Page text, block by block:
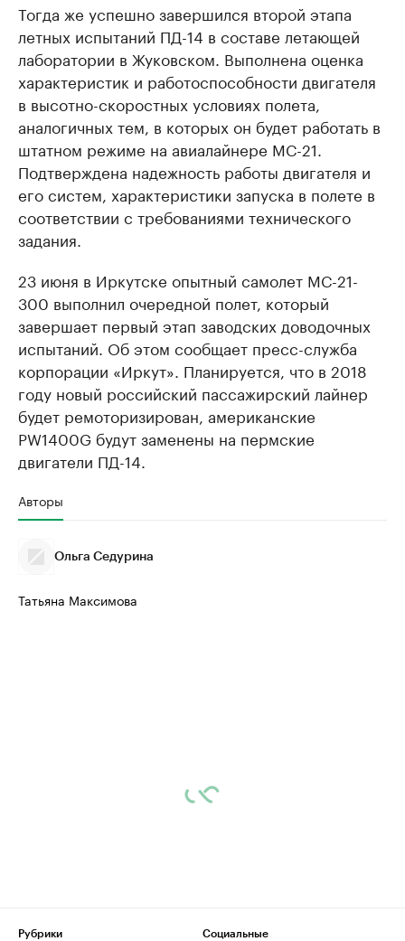
Крупнейшие производители и
продавцы медийной продукции
Ознакомьтесь с информацией в каталоге
Страховые
Посмотрите в
Тогда же успешно завершился второй этапа
летных испытаний ПД-14 в составе летающей
лаборатории в Жуковском. Выполнена оценка
характеристик и работоспособности двигателя
в высотно-скоростных условиях полета,
аналогичных тем, в которых он будет работать в
штатном режиме на авиалайнере МС-21.
Подтверждена надежность работы двигателя и
его систем, характеристики запуска в полете в
соответствии с требованиями технического
задания.
23 июня в Иркутске опытный самолет МС-21-
300 выполнил очередной полет, который
завершает первый этап заводских доводочных
испытаний. Об этом сообщает пресс-служба
корпорации «Иркут». Планируется, что в 2018
году новый российский пассажирский лайнер
будет ремоторизирован, американские
PW1400G будут заменены на пермские
двигатели ПД-14.
Авторы
Ольга Седурина
Татьяна Максимова
Рубрики
Социальные